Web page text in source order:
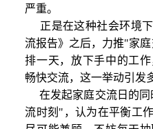
严重。
正是在这种社会环境下
流报告》之后，力推"家
排一天，放下手中的工作
畅快交流，这一举动引发
在发起家庭交流日的同
流时刻"，认为在平衡工